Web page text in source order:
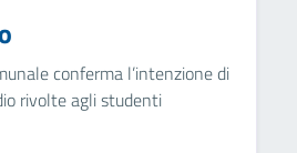
conferma l’intenzione di
rivolte agli studenti